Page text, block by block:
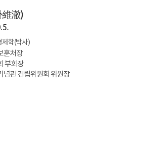
維澈)
5.
제학(박사)
훈처장
부회장
념관 건립위원회 위원장